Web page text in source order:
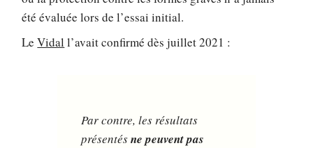
été évaluée lors de l’essai initial.
LeVidal l’avait confirmé dès juillet 2021 :
Par contre, les résultats
présentésne peuvent pas